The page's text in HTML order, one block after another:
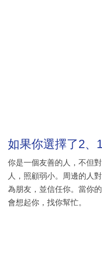
如果你選擇了2、
你是一個友善的人，不但
人，照顧弱小。周邊的人
為朋友，並信任你。當你
會想起你，找你幫忙。